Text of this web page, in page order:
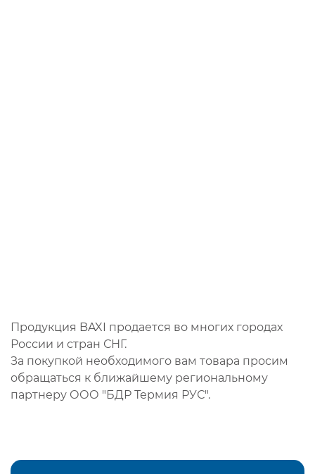
Продукция BAXI продается во многих городах
России и стран СНГ.
За покупкой необходимого вам товара просим
обращаться к ближайшему региональному
партнеру ООО "БДР Термия РУС".